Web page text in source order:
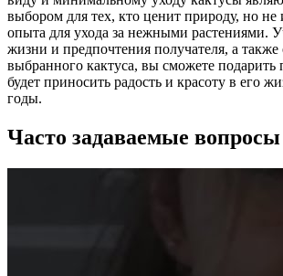
выбором для тех, кто ценит природу, но не
опыта для ухода за нежными растениями.
жизни и предпочтения получателя, а также
выбранного кактуса, вы сможете подарить
будет приносить радость и красоту в его
годы.
Часто задаваемые вопросы